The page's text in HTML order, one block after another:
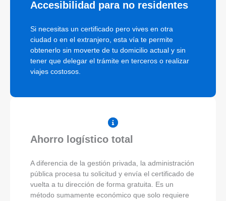
Accesibilidad para no residentes
Si necesitas un certificado pero vives en otra
ciudad o en el extranjero, esta vía te permite
obtenerlo sin moverte de tu domicilio actual y sin
tener que delegar el trámite en terceros o realizar
viajes costosos.
Ahorro logístico total
A diferencia de la gestión privada, la administración
pública procesa tu solicitud y envía el certificado de
vuelta a tu dirección de forma gratuita. Es un
método sumamente económico que solo requiere